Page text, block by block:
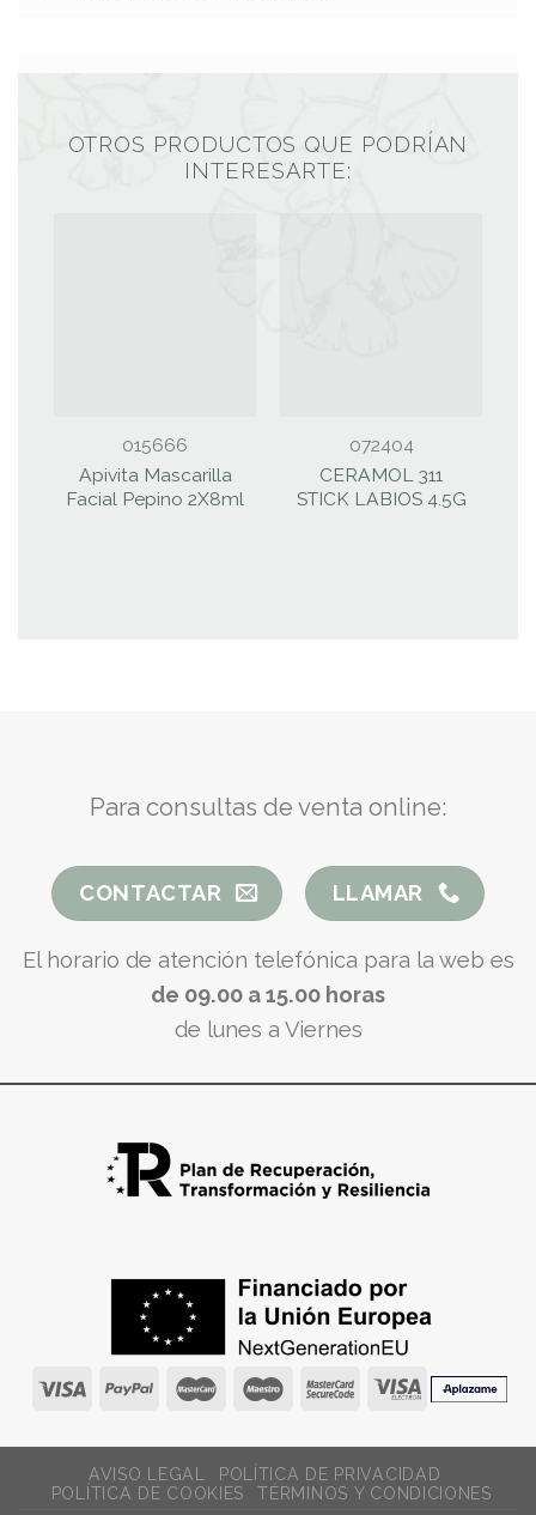
OTROS PRODUCTOS QUE PODRÍAN
INTERESARTE:
015666
Apivita Mascarilla
Facial Pepino 2X8ml
072404
CERAMOL 311
STICK LABIOS 4.5G
Para consultas de venta online:
CONTACTAR LLAMAR
El horario de atención telefónica para la web es
de 09.00 a 15.00 horas
de lunes a Viernes
AVISO LEGAL
POLÍTICA DE PRIVACIDAD
POLÍTICA DE COOKIES
TÉRMINOS Y CONDICIONES